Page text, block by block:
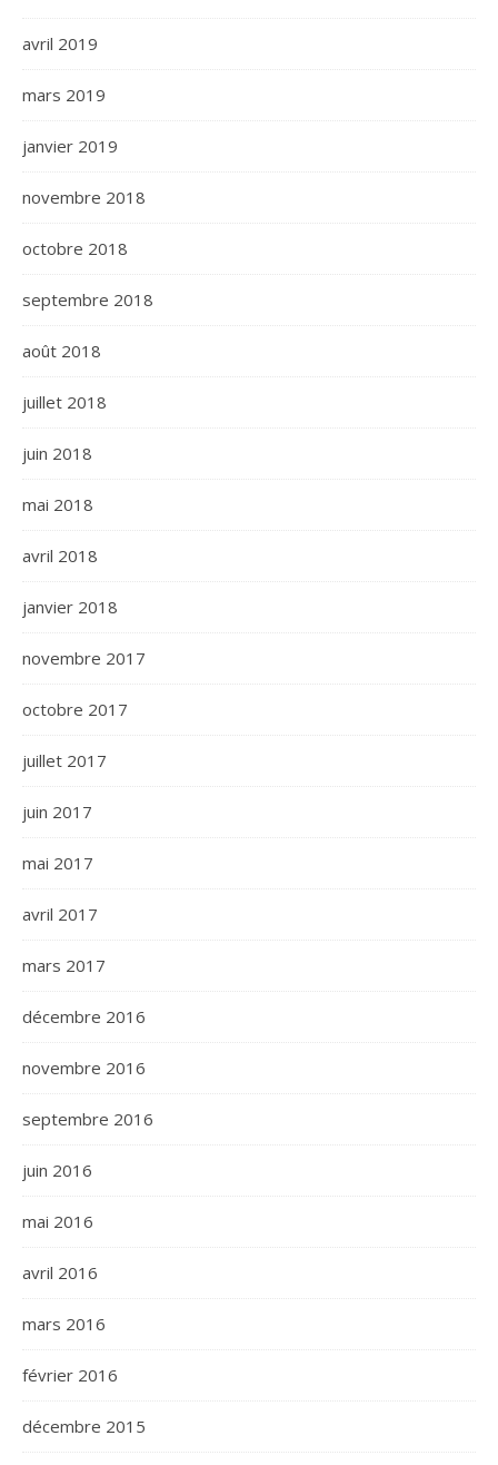
avril 2019
mars 2019
janvier 2019
novembre 2018
octobre 2018
septembre 2018
août 2018
juillet 2018
juin 2018
mai 2018
avril 2018
janvier 2018
novembre 2017
octobre 2017
juillet 2017
juin 2017
mai 2017
avril 2017
mars 2017
décembre 2016
novembre 2016
septembre 2016
juin 2016
mai 2016
avril 2016
mars 2016
février 2016
décembre 2015